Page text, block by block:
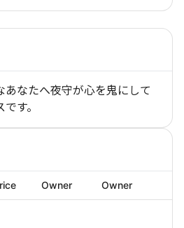
あなたへ夜守が心を鬼にして
す。
Owner Owner